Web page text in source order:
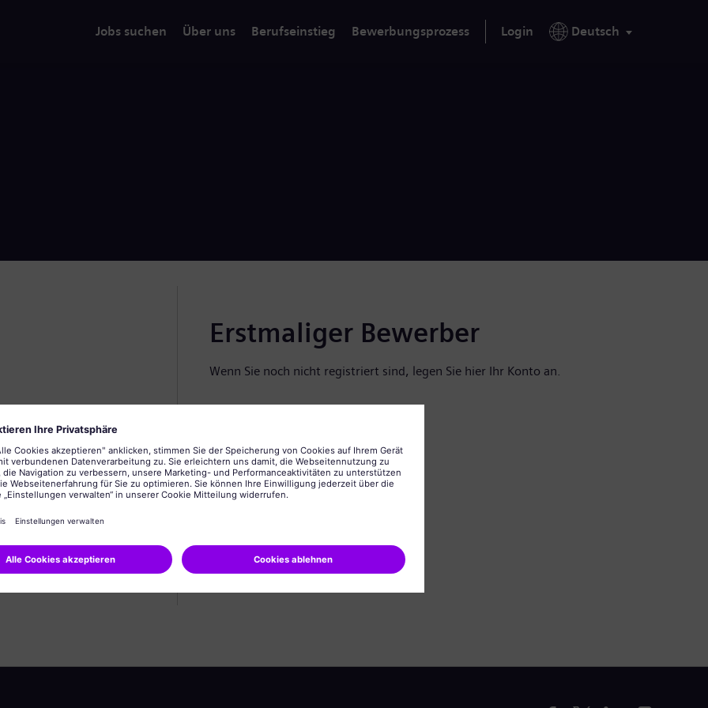
Jobs suchen Über uns Berufseinstieg Bewerbungsprozess Login Deutsch
Erstmaliger Bewerber
Wenn Sie noch nicht registriert sind, legen Sie hier Ihr Konto an.